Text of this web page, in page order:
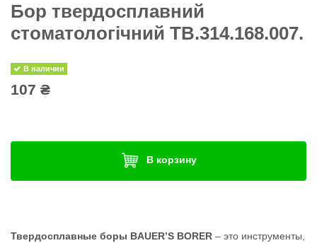
Бор твердосплавний
стоматологічний TB.314.168.007.
В наличии
107 ₴
В корзину
Твердосплавные боры BAUER’S BORER – это инструменты,